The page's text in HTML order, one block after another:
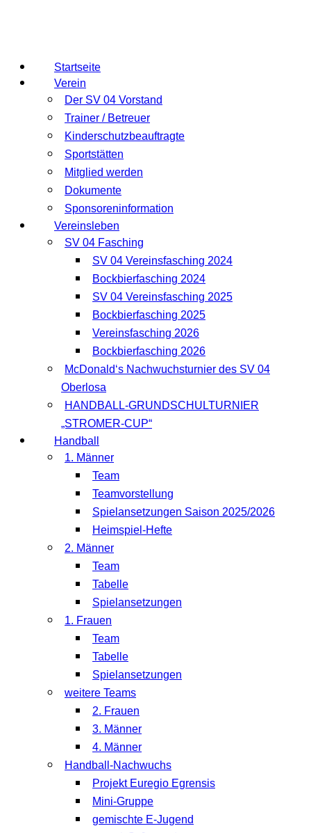
Startseite
Verein
Der SV 04 Vorstand
Trainer / Betreuer
Kinderschutzbeauftragte
Sportstätten
Mitglied werden
Dokumente
Sponsoreninformation
Vereinsleben
SV 04 Fasching
SV 04 Vereinsfasching 2024
Bockbierfasching 2024
SV 04 Vereinsfasching 2025
Bockbierfasching 2025
Vereinsfasching 2026
Bockbierfasching 2026
McDonald‘s Nachwuchsturnier des SV 04
Oberlosa
HANDBALL-GRUNDSCHULTURNIER
„STROMER-CUP“
Handball
1. Männer
Team
Teamvorstellung
Spielansetzungen Saison 2025/2026
Heimspiel-Hefte
2. Männer
Team
Tabelle
Spielansetzungen
1. Frauen
Team
Tabelle
Spielansetzungen
weitere Teams
2. Frauen
3. Männer
4. Männer
Handball-Nachwuchs
Projekt Euregio Egrensis
Mini-Gruppe
gemischte E-Jugend